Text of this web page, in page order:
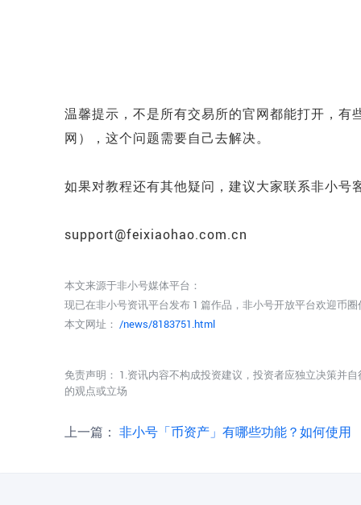
温馨提示，不是所有交易所的官网都能打开，有
网），这个问题需要自己去解决。
如果对教程还有其他疑问，建议大家联系非小号
support@feixiaohao.com.cn
本文来源于非小号媒体平台：
现已在非小号资讯平台发布 1 篇作品，非小号开放平台欢迎币
本文网址： /news/8183751.html
免责声明： 1.资讯内容不构成投资建议，投资者应独立决策并
的观点或立场
上一篇： 非小号「币资产」有哪些功能？如何使用